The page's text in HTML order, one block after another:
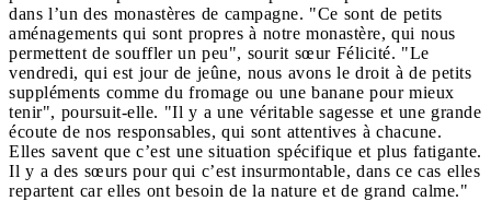
dans l’un des monastères de campagne. "Ce sont de petits
aménagements qui sont propres à notre monastère, qui nous
permettent de souffler un peu", sourit sœur Félicité. "Le
vendredi, qui est jour de jeûne, nous avons le droit à de petits
suppléments comme du fromage ou une banane pour mieux
tenir", poursuit-elle. "Il y a une véritable sagesse et une grande
écoute de nos responsables, qui sont attentives à chacune.
Elles savent que c’est une situation spécifique et plus fatigante.
Il y a des sœurs pour qui c’est insurmontable, dans ce cas elles
repartent car elles ont besoin de la nature et de grand calme."